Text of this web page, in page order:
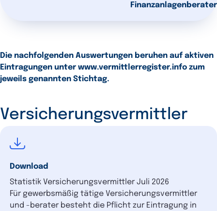
Finanzanlagenberater
Die nachfolgenden Auswertungen beruhen auf aktiven
Eintragungen unter www.vermittlerregister.info zum
jeweils genannten Stichtag.
Versicherungsvermittler
Download
Statistik Versicherungsvermittler Juli 2026
Für gewerbsmäßig tätige Versicherungsvermittler
und -berater besteht die Pflicht zur Eintragung in